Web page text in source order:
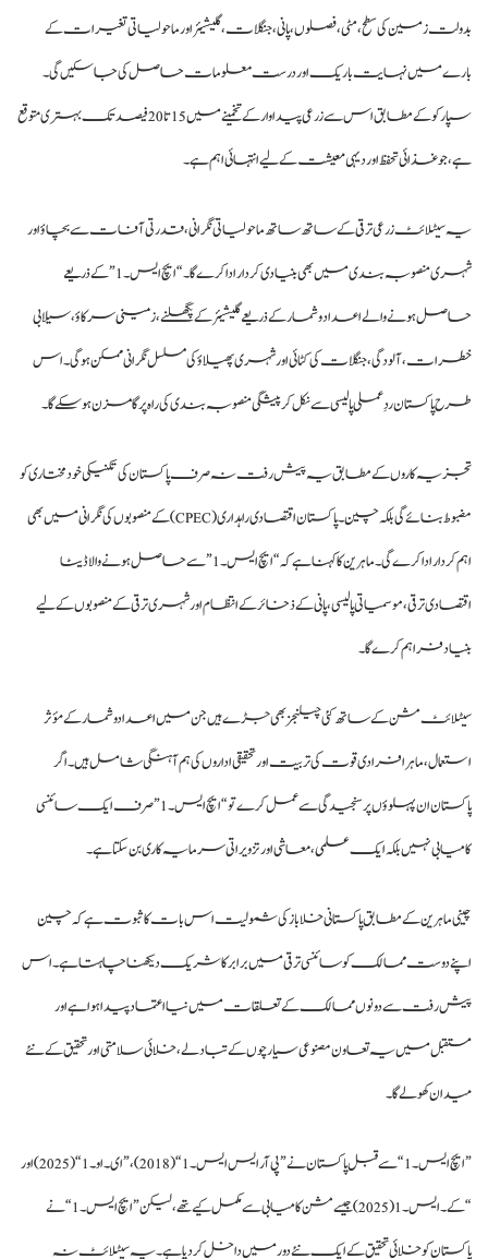
بدولت زمین کی سطح، مٹی، فصلوں، پانی، جنگلات، گلیشیئر اور ماحولیاتی تغیرات کے
بارے میں نہایت باریک اور درست معلومات حاصل کی جاسکیں گی۔
سپارکو کے مطابق اس سے زرعی پیداوار کے تخمینے میں 15 تا 20 فیصد تک بہتری متوقع
ہے، جو غذائی تحفظ اور دیہی معیشت کے لیے انتہائی اہم ہے۔
یہ سیٹلائٹ زرعی ترقی کے ساتھ ساتھ ماحولیاتی نگرانی، قدرتی آفات سے بچاؤ اور
شہری منصوبہ بندی میں بھی بنیادی کردار ادا کرے گا۔ “ایچ ایس۔1” کے ذریعے
حاصل ہونے والے اعداد و شمار کے ذریعے گلیشیئر کے پگھلنے، زمینی سرکاؤ، سیلابی
خطرات، آلودگی، جنگلات کی کٹائی اور شہری پھیلاؤ کی مسلسل نگرانی ممکن ہوگی۔ اس
طرح پاکستان ردِعملی پالیسی سے نکل کر پیشگی منصوبہ بندی کی راہ پر گامزن ہوسکے گا۔
تجزیہ کاروں کے مطابق یہ پیش رفت نہ صرف پاکستان کی تکنیکی خود مختاری کو
مضبوط بنائے گی بلکہ چین۔پاکستان اقتصادی راہداری (CPEC) کے منصوبوں کی نگرانی میں بھی
اہم کردار ادا کرے گی۔ ماہرین کا کہنا ہے کہ “ایچ ایس۔1” سے حاصل ہونے والا ڈیٹا
اقتصادی ترقی، موسمیاتی پالیسی، پانی کے ذخائر کے انتظام اور شہری ترقی کے منصوبوں کے لیے
بنیاد فراہم کرے گا۔
سیٹلائٹ مشن کے ساتھ کئی چیلنجز بھی جڑے ہیں جن میں اعدادوشمار کے مؤثر
استعمال، ماہر افرادی قوت کی تربیت اور تحقیقی اداروں کی ہم آہنگی شامل ہیں۔ اگر
پاکستان ان پہلوؤں پر سنجیدگی سے عمل کرے تو “ایچ ایس۔1” صرف ایک سائنسی
کامیابی نہیں بلکہ ایک علمی، معاشی اور تزویراتی سرمایہ کاری بن سکتا ہے۔
چینی ماہرین کے مطابق پاکستانی خلا باز کی شمولیت اس بات کا ثبوت ہے کہ چین
اپنے دوست ممالک کو سائنسی ترقی میں برابر کا شریک دیکھنا چاہتا ہے۔ اس
پیش رفت سے دونوں ممالک کے تعلقات میں نیا اعتماد پیدا ہوا ہے اور
مستقبل میں یہ تعاون مصنوعی سیارچوں کے تبادلے، خلائی سلامتی اور تحقیق کے نئے
میدان کھولے گا۔
”ایچ ایس۔1 “سے قبل پاکستان نے ”پی آر ایس ایس۔1“ (2018)، ”ای۔او۔1 “(2025) اور
“کے۔ایس۔1 (2025) جیسے مشن کامیابی سے مکمل کیے تھے، لیکن ”ایچ ایس۔1“ نے
پاکستان کو خلائی تحقیق کے ایک نئے دور میں داخل کر دیا ہے۔ یہ سیٹلائٹ نہ